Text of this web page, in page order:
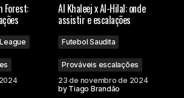
são marcados com*
Forest:
Al Khaleej x Al-Hilal: onde
assistir e escalações
Futebol Saudita
Prováveis escalações
23 de novembro de 2024
by Tiago Brandão